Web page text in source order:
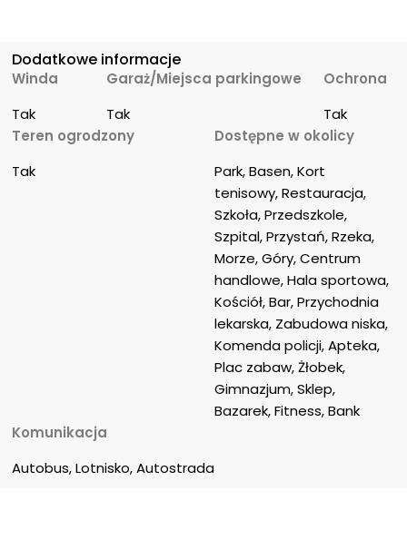
Dodatkowe informacje
Winda
Tak
Garaż/Miejsca parkingowe
Tak
Ochrona
Tak
Teren ogrodzony
Tak
Dostępne w okolicy
Park, Basen, Kort
tenisowy, Restauracja,
Szkoła, Przedszkole,
Szpital, Przystań, Rzeka,
Morze, Góry, Centrum
handlowe, Hala sportowa,
Kościół, Bar, Przychodnia
lekarska, Zabudowa niska,
Komenda policji, Apteka,
Plac zabaw, Żłobek,
Gimnazjum, Sklep,
Bazarek, Fitness, Bank
Komunikacja
Autobus, Lotnisko, Autostrada